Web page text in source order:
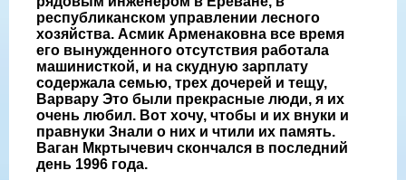
республиканском управлении лесного
хозяйства. Асмик Арменаковна все время
его вынужденного отсутствия работала
машинисткой, и на скудную зарплату
содержала семью, трех дочерей и тещу,
Варвару Это были прекрасные люди, я их
очень любил. Вот хочу, чтобы и их внуки и
правнуки Знали о них и чтили их память.
Ваган Мкртычевич скончался в последний
день 1996 года.